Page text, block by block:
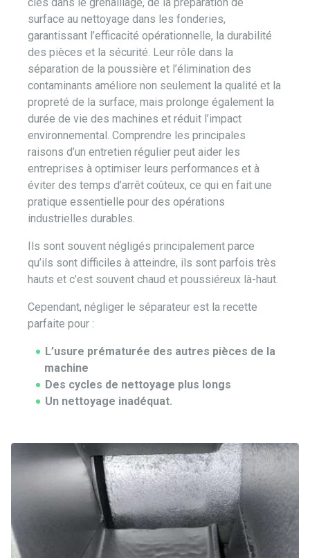
surface au nettoyage dans les fonderies,
garantissant l’efficacité opérationnelle, la durabilité
des pièces et la sécurité. Leur rôle dans la
séparation de la poussière et l’élimination des
contaminants améliore non seulement la qualité et la
propreté de la surface, mais prolonge également la
durée de vie des machines et réduit l’impact
environnemental. Comprendre les principales
raisons d’un entretien régulier peut aider les
entreprises à optimiser leurs performances et à
éviter des temps d’arrêt coûteux, ce qui en fait une
pratique essentielle pour des opérations
industrielles durables.
Ils sont souvent négligés principalement parce
qu’ils sont difficiles à atteindre, ils sont parfois très
hauts et c’est souvent chaud et poussiéreux là-haut.
Cependant, négliger le séparateur est la recette
parfaite pour :
L’usure prématurée des autres pièces de la
machine
Des cycles de nettoyage plus longs
Un nettoyage inadéquat.